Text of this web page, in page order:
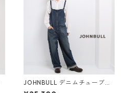
JOHNBULL デニムチューブサ
ロペット レディース ジョンブ